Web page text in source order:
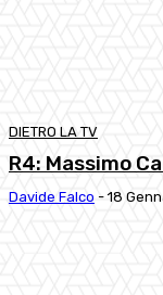
DIETRO LA TV
R4: Massimo
Davide Falco - 18